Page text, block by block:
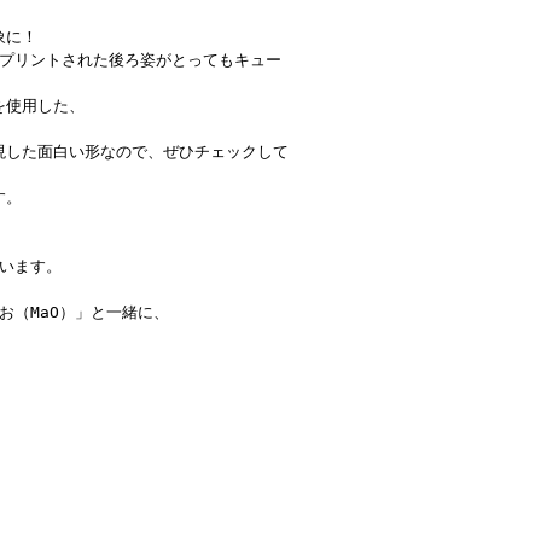
！
リントされた後ろ姿がとってもキュー
用した、
た面白い形なので、ぜひチェックして
ます。
MaO）」と一緒に、